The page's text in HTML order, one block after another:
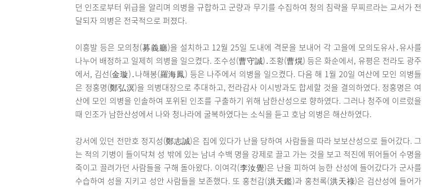
던 인조로부터 위급을 알리며 의병을 규합하고 군량과 무기를 수집하여 청의 침략을 무찌르라는 교서가 전
달되자 의병은 전국적으로 퍼졌다.
이흥발 등은 모의청(募義廳)을 설치하고 12월 25일 도내에 격문을 보내어 각 고을에 모의도유사․유사를
나누어 배정하고 일제히 의병을 일으켰다. 조수성(曹守誠)․조황(曹熀) 등은 화순에서, 유평은 전라도 광주
에서, 김선(金璇)․나해봉(羅海鳳) 등은 나주에서 의병을 일으켰다. 다음 해 1월 20일 여산에 모인 의병들
은 정홍명(鄭弘溟)을 의병대장으로 추대하고, 전라감사 이시방과도 합세할 것을 결의하였다. 정홍명은 여
산에 모인 의병을 인솔하여 포위된 인조를 구출하기 위해 남한산성으로 향하였다. 그러나 청주에 이르렀을
때 인조가 남한산성에서 나와 청나라에 굴복하였다는 소식을 듣고 호남 의병은 해산하였다.
강서에 있던 전만호 정지성(鄭志誠)은 집에 있다가 난을 당하여 사람들을 따라 보보산성으로 들어갔다. 그
는 적의 기병이 들이닥쳐 성 밖에 있는 남녀 수백 명을 강제로 끌고 가는 것을 보고 적진에 뛰어들어 수명을
죽이고 끌려가던 사람들을 구해 돌아왔다. 이여각(李汝覺)은 난을 피하여 능한 산성에 들어갔다가 군사를
수습하여 성을 지키고 성안 사람들을 보존했다. 또 홍천감(洪天鑑)과 홍천록(洪天祿)은 검산성에 들어가